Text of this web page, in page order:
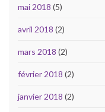
mai 2018 (5)
avril 2018 (2)
mars 2018 (2)
février 2018 (2)
janvier 2018 (2)